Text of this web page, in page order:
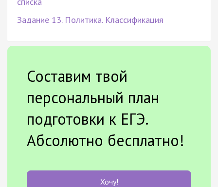
Задание 13. Политика. Классификация
Составим твой
персональный план
подготовки к ЕГЭ.
Абсолютно бесплатно!
Хочу!